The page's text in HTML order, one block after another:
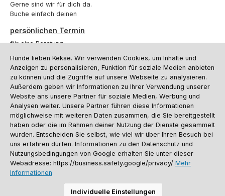
Gerne sind wir für dich da.
Buche einfach deinen
persönlichen Termin
für eine Beratung.
Oder über unserKontaktformular.
Vertrag widerrufen
Kundenservice
Informationen
Social Media und Kontakt
Versandinformationen
Batterieentsorgung
Warenrücksendung Sporthund Katalog
Hunde lieben Kekse. Wir verwenden Cookies, um Inhalte und
Anzeigen zu personalisieren, Funktion für soziale Medien anbieten
zu können und die Zugriffe auf unsere Webseite zu analysieren.
Außerdem geben wir Informationen zu Ihrer Verwendung unserer
Website ans unsere Partner für soziale Medien, Werbung und
Analysen weiter. Unsere Partner führen diese Informationen
möglichweise mit weiteren Daten zusammen, die Sie bereitgestellt
haben oder die im Rahmen deiner Nutzung der Dienste gesammelt
wurden. Entscheiden Sie selbst, wie viel wir über Ihren Besuch bei
uns erfahren dürfen. Informationen zu den Datenschutz und
Nutzungsbedingungen von Google erhalten Sie unter dieser
Webadresse: https://business.safety.google/privacy/ Mehr
Informationen
Individuelle Einstellungen